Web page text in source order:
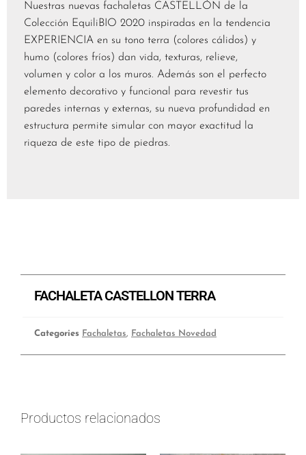
Nuestras nuevas fachaletas CASTELLÓN de la
Colección EquiliBIO 2020 inspiradas en la tendencia
EXPERIENCIA en su tono terra (colores cálidos) y
humo (colores fríos) dan vida, texturas, relieve,
volumen y color a los muros. Además son el perfecto
elemento decorativo y funcional para revestir tus
paredes internas y externas, su nueva profundidad en
estructura permite simular con mayor exactitud la
riqueza de este tipo de piedras.
FACHALETA CASTELLON TERRA
Categories Fachaletas, Fachaletas Novedad
Productos relacionados